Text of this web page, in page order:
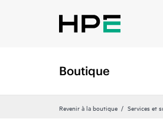
Boutique
Revenir à la boutique Services et